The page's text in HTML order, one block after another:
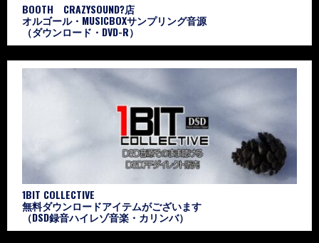
BOOTH CRAZYSOUND?店
オルゴール・MUSICBOXサンプリング音源
（ダウンロード・DVD-R）
1BIT COLLECTIVE
無料ダウンロードアイテムがございます
（DSD録音ハイレゾ音楽・カリンバ）